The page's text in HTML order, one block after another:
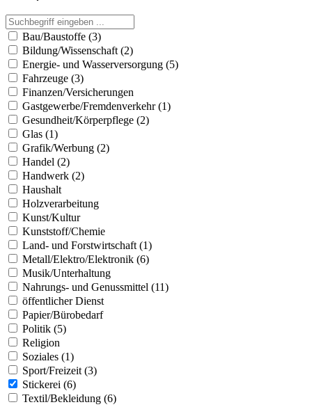
Bau/Baustoffe (3)
Bildung/Wissenschaft (2)
Energie- und Wasserversorgung (5)
Fahrzeuge (3)
Finanzen/Versicherungen
Gastgewerbe/Fremdenverkehr (1)
Gesundheit/Körperpflege (2)
Glas (1)
Grafik/Werbung (2)
Handel (2)
Handwerk (2)
Haushalt
Holzverarbeitung
Kunst/Kultur
Kunststoff/Chemie
Land- und Forstwirtschaft (1)
Metall/Elektro/Elektronik (6)
Musik/Unterhaltung
Nahrungs- und Genussmittel (11)
öffentlicher Dienst
Papier/Bürobedarf
Politik (5)
Religion
Soziales (1)
Sport/Freizeit (3)
Stickerei (6)
Textil/Bekleidung (6)